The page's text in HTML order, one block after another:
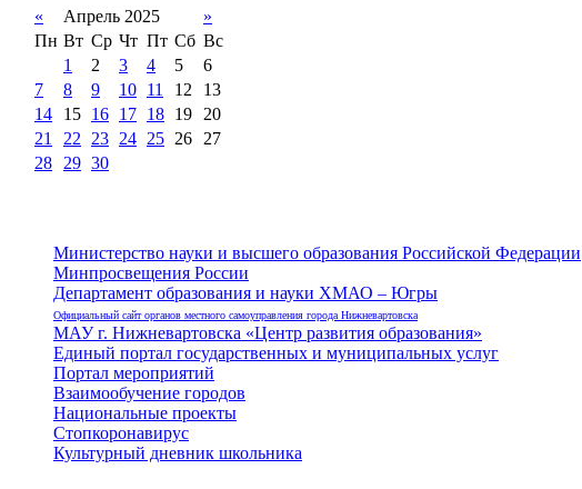
« Апрель 2025
»
Пн Вт Ср Чт Пт Сб Вс
1
2 3 4 5
6
7
8 9 10 11 12
13
14
15 16 17 18 19
20
21
22 23 24 25 26
27
28
29 30
Министерство науки и высшего образования Российской Федерации
Минпросвещения России
Департамент образования и науки ХМАО – Югры
Официальный сайт органов местного самоуправления города Нижневартовска
МАУ г. Нижневартовска «Центр развития образования»
Единый портал государственных и муниципальных услуг
Портал мероприятий
Взаимообучение городов
Национальные проекты
Стопкоронавирус
Культурный дневник школьника